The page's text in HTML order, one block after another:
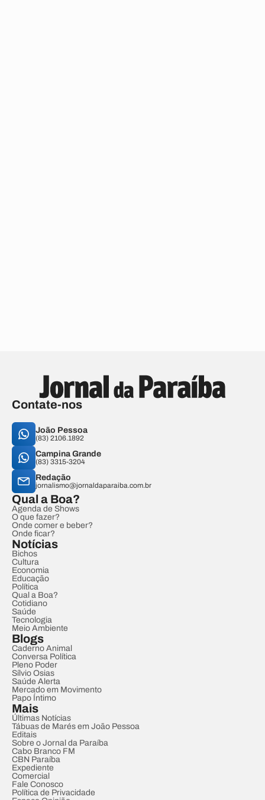
Contate-nos
João Pessoa
(83) 2106.1892
Campina Grande
(83) 3315-3204
Redação
jornalismo@jornaldaparaiba.com.br
Qual a Boa?
Agenda de Shows
O que fazer?
Onde comer e beber?
Onde ficar?
Notícias
Bichos
Cultura
Economia
Educação
Política
Qual a Boa?
Cotidiano
Saúde
Tecnologia
Meio Ambiente
Blogs
Caderno Animal
Conversa Política
Pleno Poder
Sílvio Osias
Saúde Alerta
Mercado em Movimento
Papo Íntimo
Mais
Últimas Notícias
Tábuas de Marés em João Pessoa
Editais
Sobre o Jornal da Paraíba
Cabo Branco FM
CBN Paraíba
Expediente
Comercial
Fale Conosco
Política de Privacidade